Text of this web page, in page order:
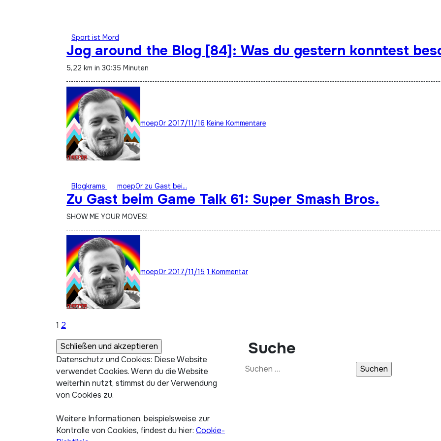
Sport ist Mord
Jog around the Blog [84]: Was du gestern konntest
5,22 km in 30:35 Minuten
moep0r 2017/11/16 Keine Kommentare
Blogkrams moep0r zu Gast bei...
Zu Gast beim Game Talk 61: Super Smash Bros.
SHOW ME YOUR MOVES!
moep0r 2017/11/15 1 Kommentar
Seitennummerierung
der
Beiträge
1 2
Datenschutz und Cookies: Diese Website
verwendet Cookies. Wenn du die Website
weiterhin nutzt, stimmst du der Verwendung
von Cookies zu.
Weitere Informationen, beispielsweise zur
Kontrolle von Cookies, findest du hier: Cookie-
Suche
Suchen